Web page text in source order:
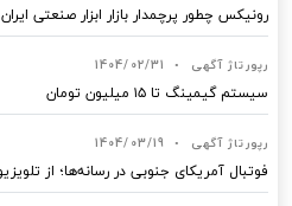
رونیکس چطور پرچمدار بازار ابزار صنعتی
رپورتاژ آگهی •
1404/02/31
سیستم گیمینگ تا ۱۵ میلیون تومان
رپورتاژ آگهی •
1404/03/19
فوتبال آمریکای جنوبی در رسانه‌ها؛ از